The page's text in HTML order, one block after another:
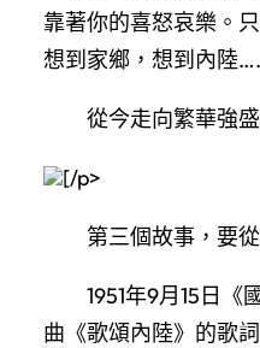
靠著你的喜怒哀樂。
想到家鄉，想到內陸
從今走向繁華強盛
[/p>
第三個故事，要從
1951年9月15日《
曲《歌頌內陸》的歌